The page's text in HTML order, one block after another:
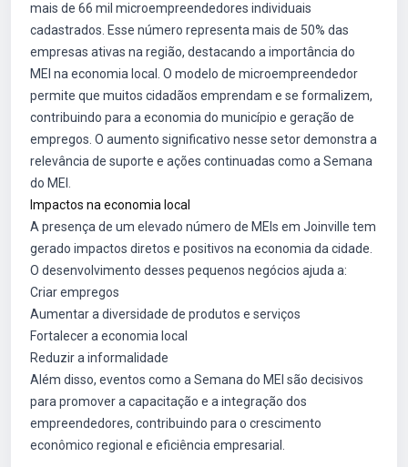
mais de 66 mil microempreendedores individuais
cadastrados. Esse número representa mais de 50% das
empresas ativas na região, destacando a importância do
MEI na economia local. O modelo de microempreendedor
permite que muitos cidadãos emprendam e se formalizem,
contribuindo para a economia do município e geração de
empregos. O aumento significativo nesse setor demonstra a
relevância de suporte e ações continuadas como a Semana
do MEI.
Impactos na economia local
A presença de um elevado número de MEIs em Joinville tem
gerado impactos diretos e positivos na economia da cidade.
O desenvolvimento desses pequenos negócios ajuda a:
Criar empregos
Aumentar a diversidade de produtos e serviços
Fortalecer a economia local
Reduzir a informalidade
Além disso, eventos como a Semana do MEI são decisivos
para promover a capacitação e a integração dos
empreendedores, contribuindo para o crescimento
econômico regional e eficiência empresarial.